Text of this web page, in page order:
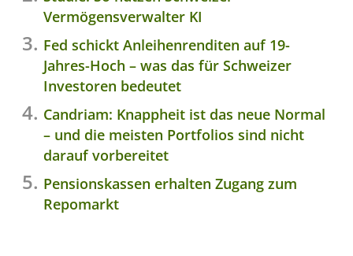
Vermögensverwalter KI
Fed schickt Anleihenrenditen auf 19-
Jahres-Hoch – was das für Schweizer
Investoren bedeutet
Candriam: Knappheit ist das neue Normal
– und die meisten Portfolios sind nicht
darauf vorbereitet
Pensionskassen erhalten Zugang zum
Repomarkt